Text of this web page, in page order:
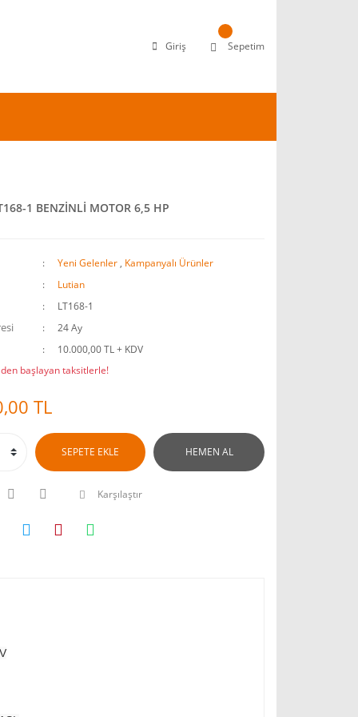
Giriş Sepetim
1 BENZİNLİ MOTOR 6,5 HP
Yeni Gelenler , Kampanyalı Ürünler
Lutian
LT168-1
24 Ay
10.000,00 TL + KDV
başlayan taksitlerle!
TL
SEPETE EKLE HEMEN AL
Karşılaştır